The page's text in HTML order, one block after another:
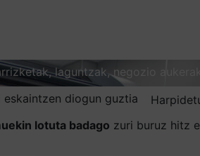
laguntzak, negozio
eskaintzen diogun guztia
lotuta badago zuri buruz hitz